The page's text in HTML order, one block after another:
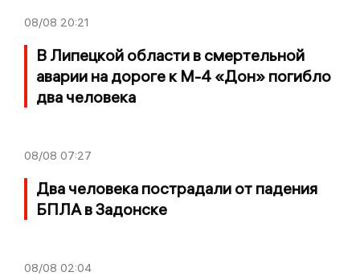
08/08 20:21
В Липецкой области в смертельной
аварии на дороге к М-4 «Дон» погибло
два человека
08/08 07:27
Два человека пострадали от падения
БПЛА в Задонске
08/08 02:04